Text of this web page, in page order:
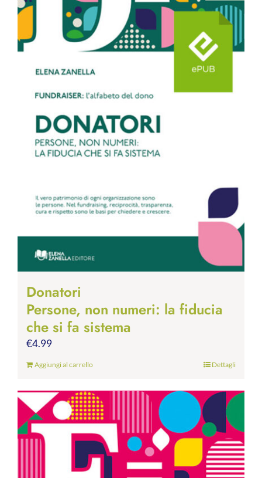
Donatori
Persone, non numeri: la fiducia
che si fa sistema
€4.99
Aggiungi al carrello Dettagli